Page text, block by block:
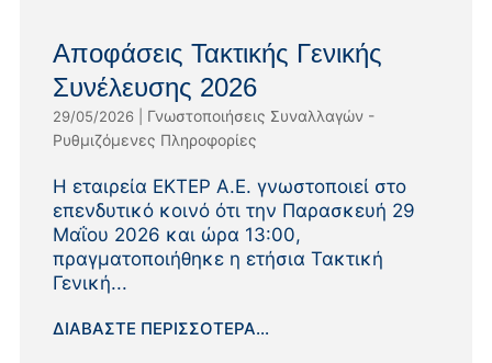
Αποφάσεις Τακτικής Γενικής
Συνέλευσης 2026
29/05/2026| Γνωστοποιήσεις Συναλλαγών -
Ρυθμιζόμενες Πληροφορίες
Η εταιρεία ΕΚΤΕΡ Α.Ε. γνωστοποιεί στο
επενδυτικό κοινό ότι την Παρασκευή 29
Μαΐου 2026 και ώρα 13:00,
πραγματοποιήθηκε η ετήσια Τακτική
Γενική...
ΔΙΑΒΆΣΤΕ ΠΕΡΙΣΣΌΤΕΡΑ...